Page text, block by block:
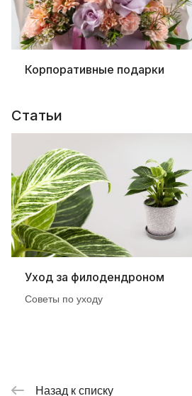
Корпоративные подарки
Статьи
Уход за филодендроном
Советы по уходу
Назад к списку